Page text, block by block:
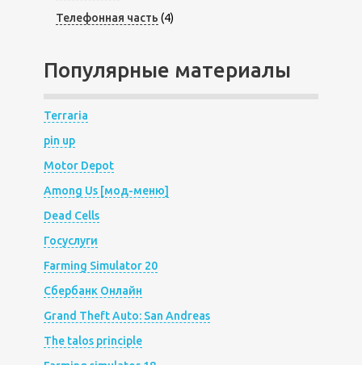
Телефонная часть (4)
Популярные материалы
Terraria
pin up
Motor Depot
Among Us [мод-меню]
Dead Cells
Госуслуги
Farming Simulator 20
Сбербанк Онлайн
Grand Theft Auto: San Andreas
The talos principle